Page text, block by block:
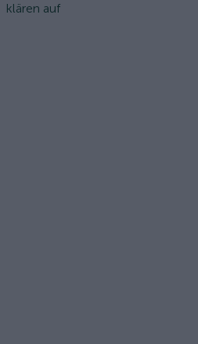
klären auf